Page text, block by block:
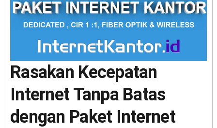
Rasakan Kecepatan
Internet Tanpa Batas
dengan Paket Internet